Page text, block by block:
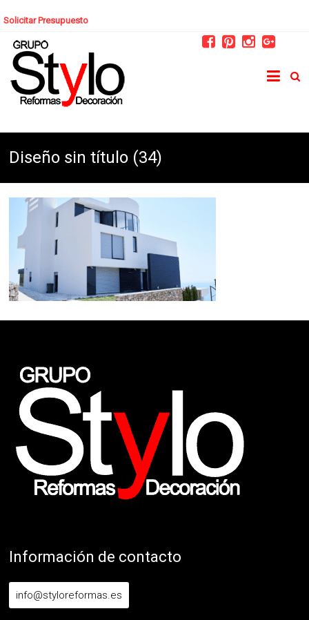
Solicitar Presupuesto
Diseño sin título (34)
Información de contacto
info@styloreformas.es